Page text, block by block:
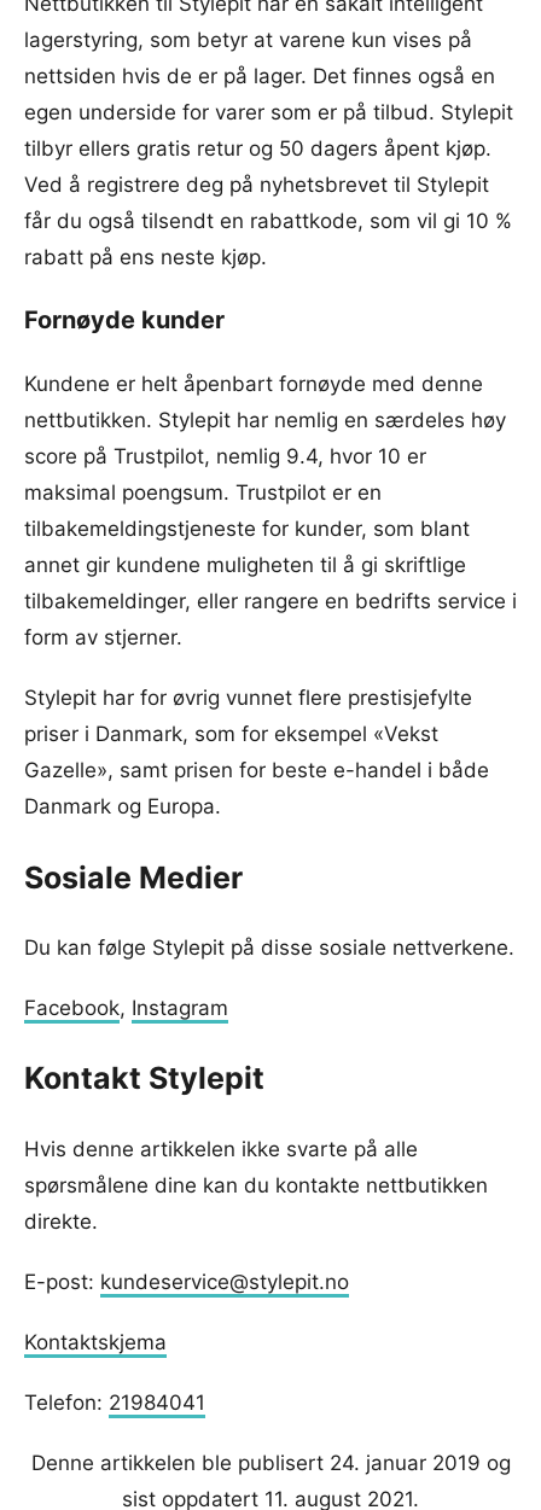
lagerstyring, som betyr at varene kun vises på
nettsiden hvis de er på lager. Det finnes også en
egen underside for varer som er på tilbud. Stylepit
tilbyr ellers gratis retur og 50 dagers åpent kjøp.
Ved å registrere deg på nyhetsbrevet til Stylepit
får du også tilsendt en rabattkode, som vil gi 10 %
rabatt på ens neste kjøp.
Fornøyde kunder
Kundene er helt åpenbart fornøyde med denne
nettbutikken. Stylepit har nemlig en særdeles høy
score på Trustpilot, nemlig 9.4, hvor 10 er
maksimal poengsum. Trustpilot er en
tilbakemeldingstjeneste for kunder, som blant
annet gir kundene muligheten til å gi skriftlige
tilbakemeldinger, eller rangere en bedrifts service i
form av stjerner.
Stylepit har for øvrig vunnet flere prestisjefylte
priser i Danmark, som for eksempel «Vekst
Gazelle», samt prisen for beste e-handel i både
Danmark og Europa.
Sosiale Medier
Du kan følge Stylepit på disse sosiale nettverkene.
Facebook, Instagram
Kontakt Stylepit
Hvis denne artikkelen ikke svarte på alle
spørsmålene dine kan du kontakte nettbutikken
direkte.
E-post: kundeservice@stylepit.no
Kontaktskjema
Telefon: 21984041
Denne artikkelen ble publisert 24. januar 2019 og
sist oppdatert 11. august 2021.